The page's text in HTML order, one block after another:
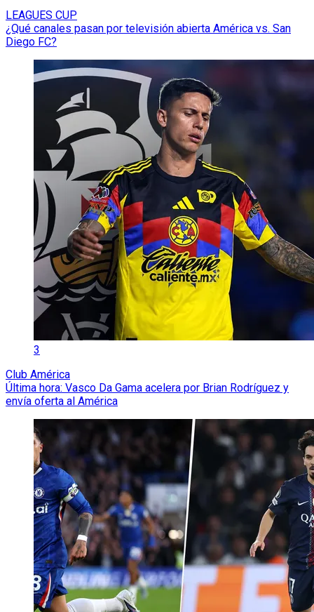
LEAGUES CUP
¿Qué canales pasan por televisión abierta América vs. San
Diego FC?
3
Club América
Última hora: Vasco Da Gama acelera por Brian Rodríguez y
envía oferta al América